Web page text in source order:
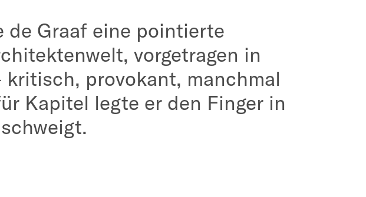
Graaf eine pointierte
vorgetragen in
provokant, manchmal
Kapitel legte er den Finger in